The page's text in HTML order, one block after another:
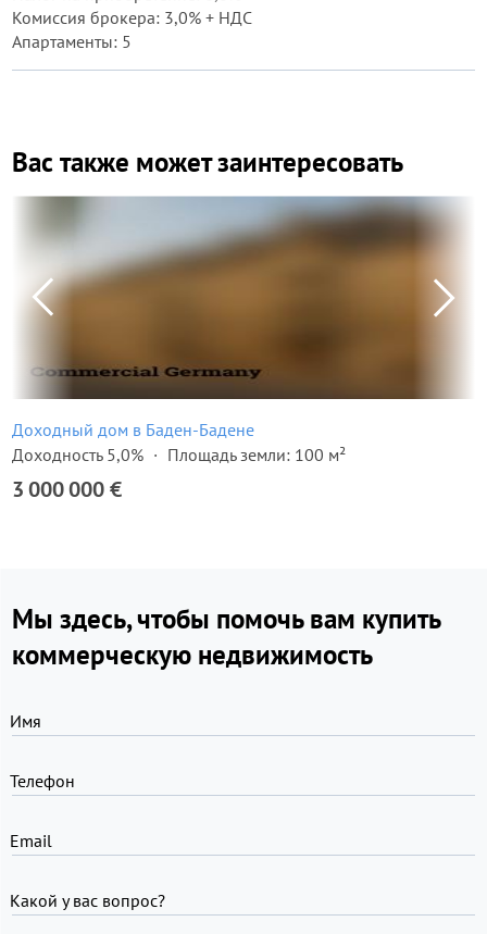
Комиссия брокера: 3,0% + НДС
Апартаменты: 5
Вас также может заинтересовать
Доходный дом в Баден-Бадене
Доходность 5,0%
Площадь земли: 100 м²
3 000 000 €
Мы здесь, чтобы помочь вам купить
коммерческую недвижимость
Имя
Телефон
Email
Какой у вас вопрос?